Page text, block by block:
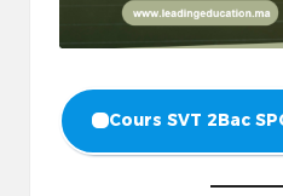
Cours SVT 2Bac